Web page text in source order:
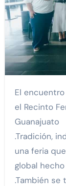
El encuentro tendrá lugar del 5 al 7 de junio en
el Recinto
Guanajuato
.Tradición,
una feria
global
.También